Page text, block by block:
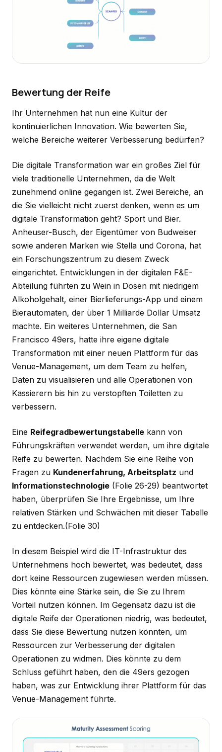
Bewertung der Reife
Ihr Unternehmen hat nun eine Kultur der
kontinuierlichen Innovation. Wie bewerten Sie,
welche Bereiche weiterer Verbesserung bedürfen?
Die digitale Transformation war ein großes Ziel für
viele traditionelle Unternehmen, da die Welt
zunehmend online gegangen ist. Zwei Bereiche, an
die Sie vielleicht nicht zuerst denken, wenn es um
digitale Transformation geht? Sport und Bier.
Anheuser-Busch, der Eigentümer von Budweiser
sowie anderen Marken wie Stella und Corona, hat
ein Forschungszentrum zu diesem Zweck
eingerichtet. Entwicklungen in der digitalen F&E-
Abteilung führten zu Wein in Dosen mit niedrigem
Alkoholgehalt, einer Bierlieferungs-App und einem
Bierautomaten, der über 1 Milliarde Dollar Umsatz
machte. Ein weiteres Unternehmen, die San
Francisco 49ers, hatte ihre eigene digitale
Transformation mit einer neuen Plattform für das
Venue-Management, um dem Team zu helfen,
Daten zu visualisieren und alle Operationen von
Kassierern bis hin zu verstopften Toiletten zu
verbessern.
Eine Reifegradbewertungstabelle kann von
Führungskräften verwendet werden, um ihre digitale
Reife zu bewerten. Nachdem Sie eine Reihe von
Fragen zu Kundenerfahrung, Arbeitsplatz und
Informationstechnologie (Folie 26-29) beantwortet
haben, überprüfen Sie Ihre Ergebnisse, um Ihre
relativen Stärken und Schwächen mit dieser Tabelle
zu entdecken.(Folie 30)
In diesem Beispiel wird die IT-Infrastruktur des
Unternehmens hoch bewertet, was bedeutet, dass
dort keine Ressourcen zugewiesen werden müssen.
Dies könnte eine Stärke sein, die Sie zu Ihrem
Vorteil nutzen können. Im Gegensatz dazu ist die
digitale Reife der Operationen niedrig, was bedeutet,
dass Sie diese Bewertung nutzen könnten, um
Ressourcen zur Verbesserung der digitalen
Operationen zu widmen. Dies könnte zu dem
Schluss geführt haben, den die 49ers gezogen
haben, was zur Entwicklung ihrer Plattform für das
Venue-Management führte.